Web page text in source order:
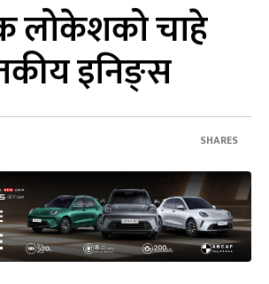
लोकेशको चाहे
इनिङ्स
SHARES